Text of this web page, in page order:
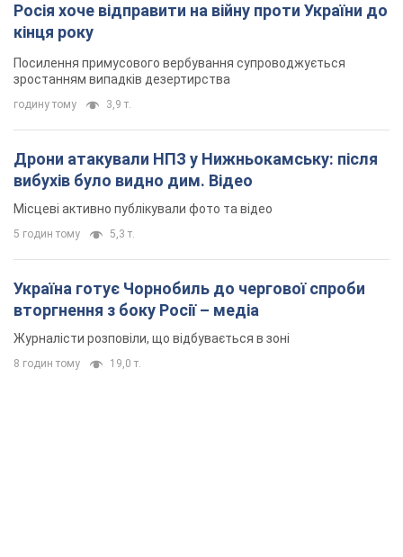
Росія хоче відправити на війну проти України до
кінця року
Посилення примусового вербування супроводжується
зростанням випадків дезертирства
годину тому 3,9 т.
Дрони атакували НПЗ у Нижньокамську: після
вибухів було видно дим. Відео
Місцеві активно публікували фото та відео
5 годин тому 5,3 т.
Україна готує Чорнобиль до чергової спроби
вторгнення з боку Росії – медіа
Журналісти розповіли, що відбувається в зоні
8 годин тому 19,0 т.